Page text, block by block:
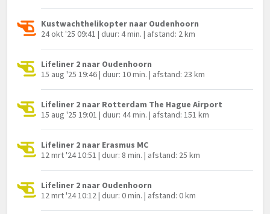
Kustwachthelikopter naar Oudenhoorn
24 okt '25 09:41 | duur: 4 min. | afstand: 2 km
Lifeliner 2 naar Oudenhoorn
15 aug '25 19:46 | duur: 10 min. | afstand: 23 km
Lifeliner 2 naar Rotterdam The Hague Airport
15 aug '25 19:01 | duur: 44 min. | afstand: 151 km
Lifeliner 2 naar Erasmus MC
12 mrt '24 10:51 | duur: 8 min. | afstand: 25 km
Lifeliner 2 naar Oudenhoorn
12 mrt '24 10:12 | duur: 0 min. | afstand: 0 km